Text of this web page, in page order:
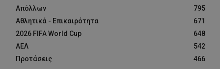
Απόλλων
795
Αθλητικά - Επικαιρότητα
671
2026 FIFA World Cup
648
ΑΕΛ
542
Προτάσεις
466